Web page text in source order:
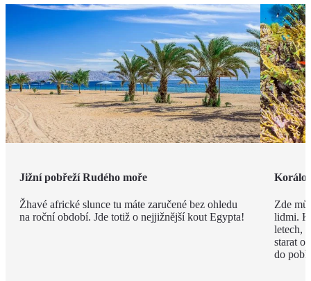
Jižní pobřeží Rudého moře
Žhavé africké slunce tu máte zaručené bez ohledu
na roční období. Jde totiž o nejjižnější kout Egypta!
Zde
lidmi. K
letech,
starat o
do